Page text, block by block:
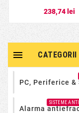
vizualizare 80grade-
238,74 lei
CATEGORII

PC, Periferice &
Alarma
SISTEME